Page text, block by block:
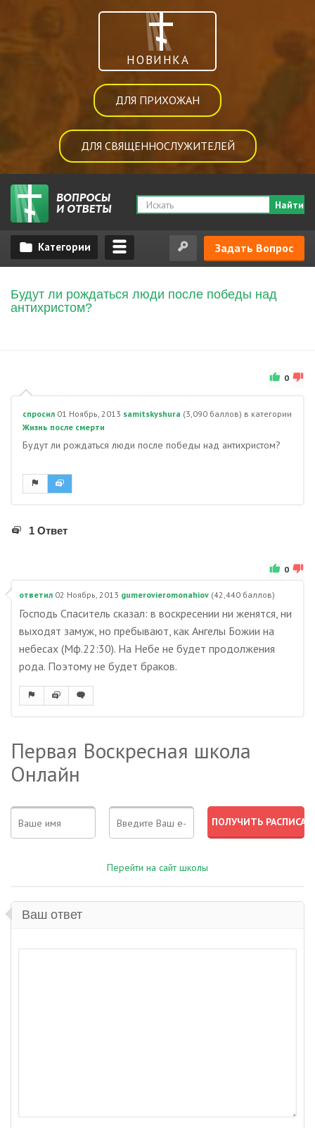
НОВИНКА
ДЛЯ ПРИХОЖАН
ДЛЯ СВЯЩЕННОСЛУЖИТЕЛЕЙ
Найти
Задать Вопрос
Будут ли рождаться люди после победы над
антихристом?
0
спросил 01 Ноябрь, 2013 samitskyshura (3,090 баллов) в категории
Жизнь после смерти
Будут ли рождаться люди после победы над антихристом?
1 Ответ
0
ответил 02 Ноябрь, 2013 gumerovieromonahiov (42,440 баллов)
Господь Спаситель сказал: в воскресении ни женятся, ни
выходят замуж, но пребывают, как Ангелы Божии на
небесах (Мф.22:30). На Небе не будет продолжения
рода. Поэтому не будет браков.
Первая Воскресная школа
Онлайн
Перейти на сайт школы
Ваш ответ